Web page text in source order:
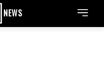
NEWS